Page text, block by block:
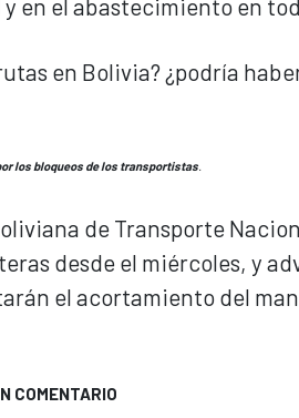
en el abastecimiento en
los bloqueos de los transportistas.
de Transporte
desde el miércoles, y
el acortamiento del
COMENTARIO